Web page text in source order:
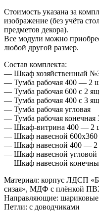
Стоимость указана за
изображение (без учёта
предметов декора).
Все модули можно
любой другой размер.
Состав комплекта:
— Шкаф хозяйственный
— Тумба рабочая 400 — 2
— Тумба рабочая 600 с 2
— Тумба рабочая 400 с 3
— Тумба рабочая угловая
— Тумба рабочая конечная
— Шкаф-витрина 400 — 2
— Шкаф навесной 600х360
— Шкаф навесной 400 — 2
— Шкаф навесной угловой
— Шкаф навесной
Материал: корпус ЛДСП
сизая», МДФ с плёнкой
Направляющие: шариковые
Петли: с доводчиками